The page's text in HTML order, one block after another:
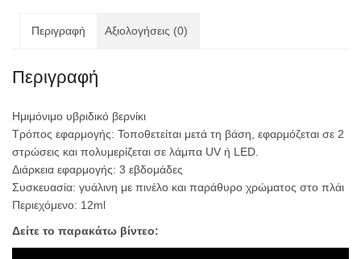
Περιγραφή Αξιολογήσεις (0)
Περιγραφή
Ημιμόνιμο υβριδικό βερνίκι
Τρόπος εφαρμογής: Τοποθετείται μετά τη βάση, εφαρμόζεται σε 2
στρώσεις και πολυμερίζεται σε λάμπα UV ή LED.
Διάρκεια εφαρμογής: 3 εβδομάδες
Συσκευασία: γυάλινη με πινέλο και παράθυρο χρώματος στο πλάι
Περιεχόμενο: 12ml
Δείτε το παρακάτω βίντεο: